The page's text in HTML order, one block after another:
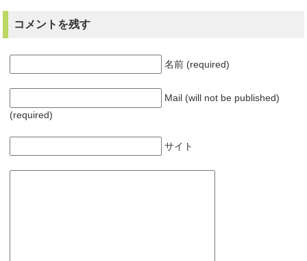
コメントを残す
名前 (required)
Mail (will not be published)
(required)
サイト